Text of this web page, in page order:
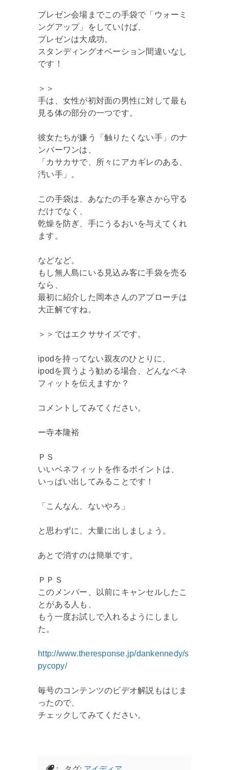
プレゼン会場までこの手袋で「ウォーミ
ングアップ」をしていけば、
プレゼンは大成功。
スタンディングオベーション間違いなし
です！
＞＞
手は、女性が初対面の男性に対して最も
見る体の部分の一つです。
彼女たちが嫌う「触りたくない手」のナ
ンバーワンは、
「カサカサで、所々にアカギレのある、
汚い手」。
この手袋は、あなたの手を寒さから守る
だけでなく、
乾燥を防ぎ、手にうるおいを与えてくれ
ます。
などなど。
もし無人島にいる見込み客に手袋を売る
なら、
最初に紹介した岡本さんのアプローチは
大正解ですね。
＞＞ではエクササイズです。
ipodを持ってない親友のひとりに、
ipodを買うよう勧める場合、どんなベネ
フィットを伝えますか？
コメントしてみてください。
ー寺本隆裕
ＰＳ
いいベネフィットを作るポイントは、
いっぱい出してみることです！
「こんなん、ないやろ」
と思わずに、大量に出しましょう。
あとで消すのは簡単です。
ＰＰＳ
このメンバー、以前にキャンセルしたこ
とがある人も、
もう一度お試しで入れるようにしまし
た。
http://www.theresponse.jp/dankennedy/s
pycopy/
毎号のコンテンツのビデオ解説もはじま
ったので、
チェックしてみてください。